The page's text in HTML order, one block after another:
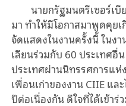
นายกรัฐมนตรีเซอร์เ
มา ทำให้มีโอกาสมาพูดคุย
จัดแสดงในงานครั้งนี้ ในง
เลียนร่วมกับ 60 ประเทศ
ประเทศผ่านนิทรรศการแห่
เพื่อนเก่าของงาน CIIE แล
ปีต่อเนื่องกัน ดีใจที่ได้เข้าร่